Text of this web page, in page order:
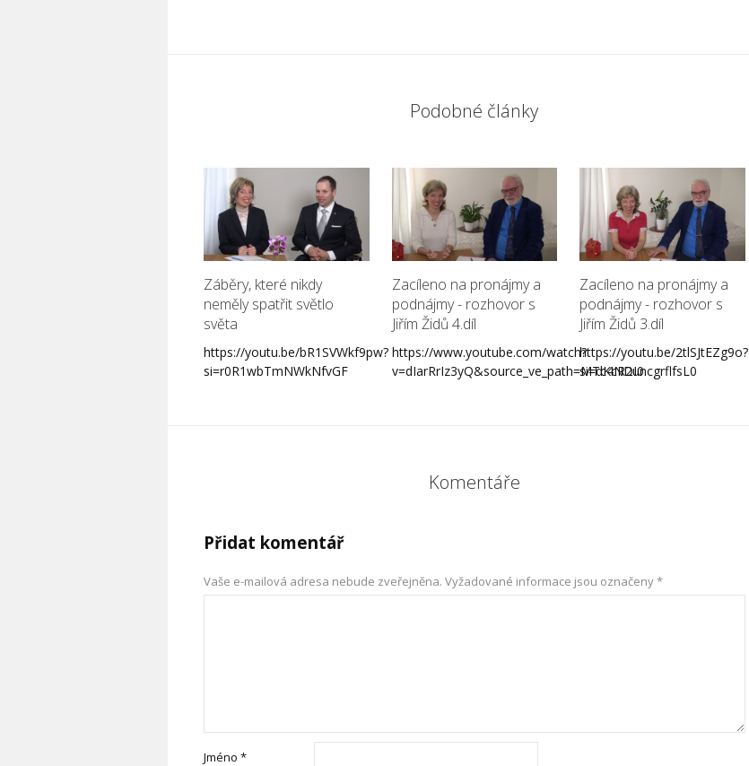
Podobné články
Záběry, které nikdy
neměly spatřit světlo
světa
https://youtu.be/bR1SVWkf9pw?
si=r0R1wbTmNWkNfvGF
Zacíleno na pronájmy a
podnájmy - rozhovor s
Jiřím Židů 4.díl
https://www.youtube.com/watch?
v=dIarRrIz3yQ&source_ve_path=MTc4NDI0
Zacíleno na pronájmy a
podnájmy - rozhovor s
Jiřím Židů 3.díl
https://youtu.be/2tlSJtEZg9o?
si=dKcR2uncgrflfsL0
Komentáře
Přidat komentář
Vaše e-mailová adresa nebude zveřejněna. Vyžadované informace jsou označeny*
Jméno *